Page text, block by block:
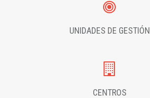
UNIDADES DE GESTIÓN
CENTROS